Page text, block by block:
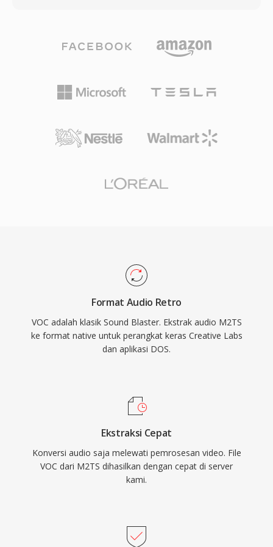
Master Audio, dan LPCM untuk suara surround
lossless. Kontainer ini juga digunakan oleh
definisi tinggi, menjadikannya umum baik
maupun produksi video. File M2TS menyimpan
penanda bab, stream subtitle, dan data menu
sinkronisasi yang andal dan dukungan untuk
bit, ADPCM Creative 4-bit dan 2,6-bit, PCM
law dan mu-law. Struktur blok ini juga
mendukung interval keheningan, loop
pengembang game kontrol yang detail atas
kartu Sound Blaster dapat memutar data VOC
Sierra, dan LucasArts. Dengan munculnya
Windows dan format WAV, VOC secara
bertahap keluar dari penggunaan mainstream,
namun tetap penting untuk pelestarian game
retro dan bagi siapa pun yang bekerja dengan
arsip audio PC vintage.
Format Audio Retro
VOC adalah klasik Sound Blaster. Ekstrak audio M2TS
ke format native untuk perangkat keras Creative Labs
dan aplikasi DOS.
Ekstraksi Cepat
Konversi audio saja melewati pemrosesan video. File
VOC dari M2TS dihasilkan dengan cepat di server
kami.